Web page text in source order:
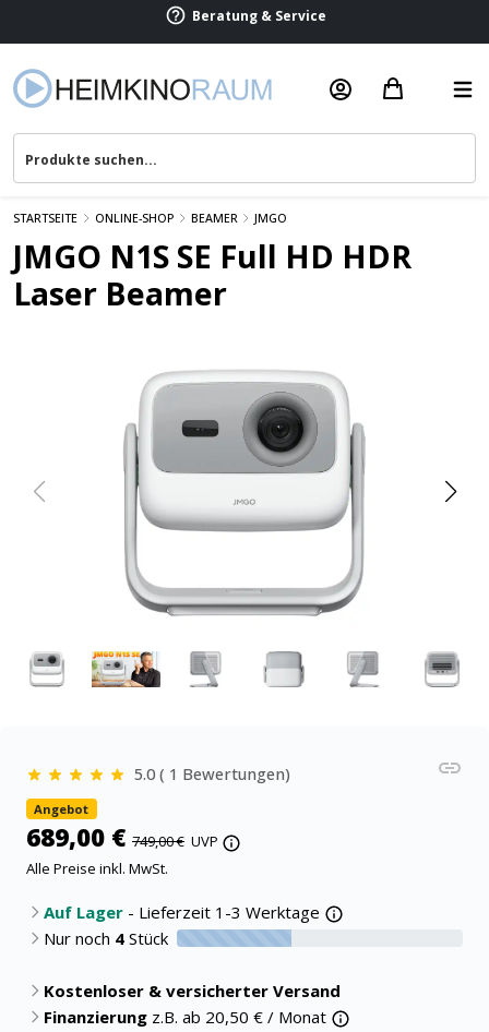
Beratung & Service
STARTSEITE ONLINE-SHOP BEAMER JMGO
JMGO N1S SE Full HD HDR
Laser Beamer
5.0 ( 1 Bewertungen)
Angebot
689,00 € 749,00 € UVP
Alle Preise inkl. MwSt.
Auf Lager - Lieferzeit 1-3 Werktage
Nur noch 4 Stück 40% verfügbar
Kostenloser & versicherter Versand
Finanzierung z.B. ab 20,50 € / Monat